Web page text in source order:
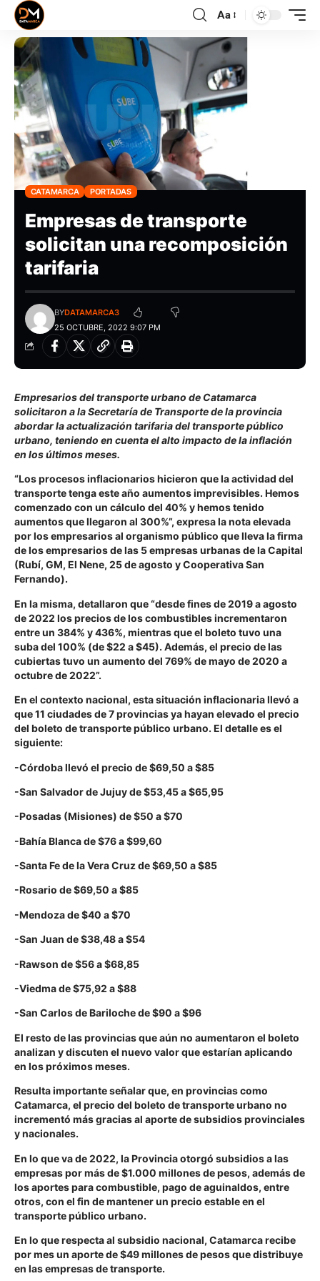
Aa
CATAMARCA PORTADAS
Empresas de transporte
solicitan una recomposición
tarifaria
25 OCTUBRE, 2022 9:07 PM
BYDATAMARCA3
Empresarios del transporte urbano de Catamarca
solicitaron a la Secretaría de Transporte de la provincia
abordar la actualización tarifaria del transporte público
urbano, teniendo en cuenta el alto impacto de la inflación
en los últimos meses.
“Los procesos inflacionarios hicieron que la actividad del
transporte tenga este año aumentos imprevisibles. Hemos
comenzado con un cálculo del 40% y hemos tenido
aumentos que llegaron al 300%”, expresa la nota elevada
por los empresarios al organismo público que lleva la firma
de los empresarios de las 5 empresas urbanas de la Capital
(Rubí, GM, El Nene, 25 de agosto y Cooperativa San
Fernando).
En la misma, detallaron que “desde fines de 2019 a agosto
de 2022 los precios de los combustibles incrementaron
entre un 384% y 436%, mientras que el boleto tuvo una
suba del 100% (de $22 a $45). Además, el precio de las
cubiertas tuvo un aumento del 769% de mayo de 2020 a
octubre de 2022”.
En el contexto nacional, esta situación inflacionaria llevó a
que 11 ciudades de 7 provincias ya hayan elevado el precio
del boleto de transporte público urbano. El detalle es el
siguiente:
-Córdoba llevó el precio de $69,50 a $85
-San Salvador de Jujuy de $53,45 a $65,95
-Posadas (Misiones) de $50 a $70
-Bahía Blanca de $76 a $99,60
-Santa Fe de la Vera Cruz de $69,50 a $85
-Rosario de $69,50 a $85
-Mendoza de $40 a $70
-San Juan de $38,48 a $54
-Rawson de $56 a $68,85
-Viedma de $75,92 a $88
-San Carlos de Bariloche de $90 a $96
El resto de las provincias que aún no aumentaron el boleto
analizan y discuten el nuevo valor que estarían aplicando
en los próximos meses.
Resulta importante señalar que, en provincias como
Catamarca, el precio del boleto de transporte urbano no
incrementó más gracias al aporte de subsidios provinciales
y nacionales.
En lo que va de 2022, la Provincia otorgó subsidios a las
empresas por más de $1.000 millones de pesos, además de
los aportes para combustible, pago de aguinaldos, entre
otros, con el fin de mantener un precio estable en el
transporte público urbano.
En lo que respecta al subsidio nacional, Catamarca recibe
por mes un aporte de $49 millones de pesos que distribuye
en las empresas de transporte.